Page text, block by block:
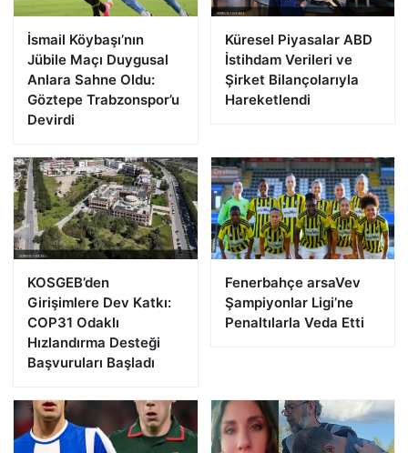
İsmail Köybaşı’nın
Jübile Maçı Duygusal
Anlara Sahne Oldu:
Göztepe Trabzonspor’u
Devirdi
Küresel Piyasalar ABD
İstihdam Verileri ve
Şirket Bilançolarıyla
Hareketlendi
KOSGEB’den
Girişimlere Dev Katkı:
COP31 Odaklı
Hızlandırma Desteği
Başvuruları Başladı
Fenerbahçe arsaVev
Şampiyonlar Ligi’ne
Penaltılarla Veda Etti